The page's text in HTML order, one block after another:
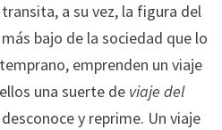
a su vez, la figura del
bajo de la sociedad que lo
emprenden un viaje
una suerte de viaje del
y reprime. Un viaje